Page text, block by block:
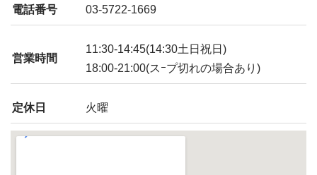
電話番号 03-5722-1669
営業時間
11:30-14:45(14:30土日祝日)
18:00-21:00(スｰプ切れの場合あり)
定休日 火曜